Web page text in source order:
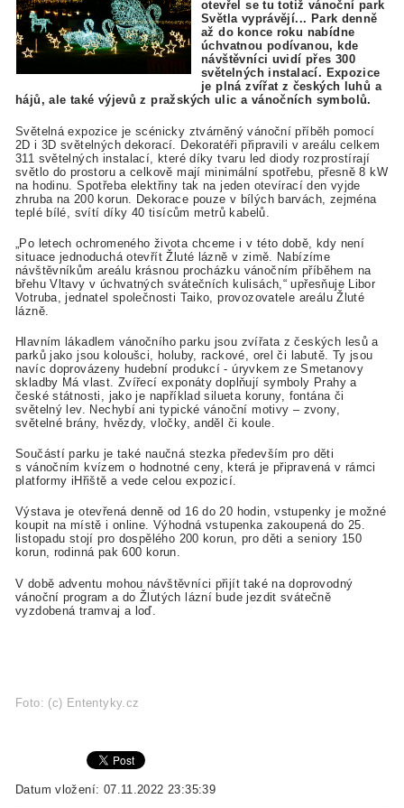
otevřel se tu totiž vánoční park
Světla vyprávějí... Park denně
až do konce roku nabídne
úchvatnou podívanou, kde
návštěvníci uvidí přes 300
světelných instalací. Expozice
je plná zvířat z českých luhů a
hájů, ale také výjevů z pražských ulic a vánočních symbolů.
Světelná expozice je scénicky ztvárněný vánoční příběh pomocí
2D i 3D světelných dekorací. Dekoratéři připravili v areálu celkem
311 světelných instalací, které díky tvaru led diody rozprostírají
světlo do prostoru a celkově mají minimální spotřebu, přesně 8 kW
na hodinu.Spotřeba elektřiny tak na jeden otevírací den vyjde
zhruba na 200 korun. Dekorace pouze v bílých barvách, zejména
teplé bílé, svítí díky 40 tisícům metrů kabelů.
„Po letech ochromeného života chceme i v této době, kdy není
situace jednoduchá otevřít Žluté lázně v zimě. Nabízíme
návštěvníkům areálu krásnou procházku vánočním příběhem na
břehu Vltavy v úchvatných svátečních kulisách,“ upřesňuje Libor
Votruba, jednatel společnosti Taiko, provozovatele areálu Žluté
lázně.
Hlavním lákadlem vánočního parku jsou zvířata z českých lesů a
parků jako jsou koloušci, holuby, rackové, orel či labutě. Ty jsou
navíc doprovázeny hudební produkcí - úryvkem ze Smetanovy
skladby Má vlast. Zvířecí exponáty doplňují symboly Prahy a
české státnosti, jako je například silueta koruny, fontána či
světelný lev. Nechybí ani typické vánoční motivy – zvony,
světelné brány, hvězdy, vločky, anděl či koule.
Součástí parku je také naučná stezka především pro děti
s vánočním kvízem o hodnotné ceny, která je připravená v rámci
platformy iHřiště a vede celou expozicí.
Výstava je otevřená denně od 16 do 20 hodin, vstupenky je možné
koupit na místě i online. Výhodná vstupenka zakoupená do 25.
listopadu stojí pro dospělého 200 korun, pro děti a seniory 150
korun, rodinná pak 600 korun.
V době adventu mohou návštěvníci přijít také na doprovodný
vánoční program a do Žlutých lázní bude jezdit svátečně
vyzdobená tramvaj a loď.
Foto: (c) Ententyky.cz
Datum vložení: 07.11.2022 23:35:39